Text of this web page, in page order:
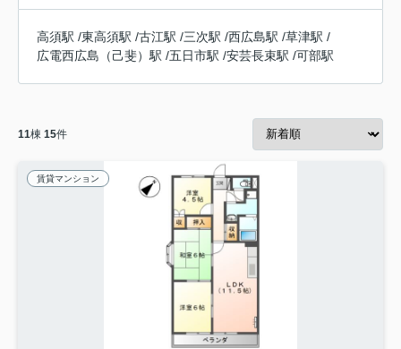
高須駅 /東高須駅 /古江駅 /三次駅 /西広島駅 /草津駅 /
広電西広島（己斐）駅 /五日市駅 /安芸長束駅 /可部駅
11棟 15件
賃貸マンション